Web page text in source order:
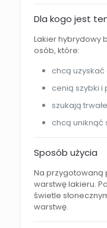
Dla kogo jest
Lakier hybrydowy
osób, które:
chcą
cenią szybki i
szukają
chcą uniknąć
Sposób użycia
Na przygotowaną
warstwę lakieru.
świetle
warstwę.